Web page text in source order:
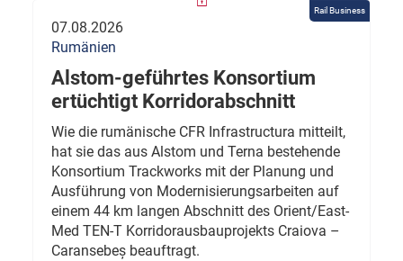
Rail Business
07.08.2026
Rumänien
Alstom-geführtes Konsortium
ertüchtigt Korridorabschnitt
Wie die rumänische CFR Infrastructura mitteilt,
hat sie das aus Alstom und Terna bestehende
Konsortium Trackworks mit der Planung und
Ausführung von Modernisierungsarbeiten auf
einem 44 km langen Abschnitt des Orient/East-
Med TEN-T Korridorausbauprojekts Craiova –
Caransebeș beauftragt.